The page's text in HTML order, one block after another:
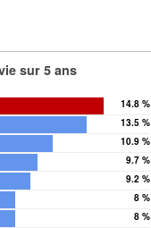
sur 5 ans
14.8 %
13.5 %
10.9 %
9.7 %
9.2 %
8 %
8 %